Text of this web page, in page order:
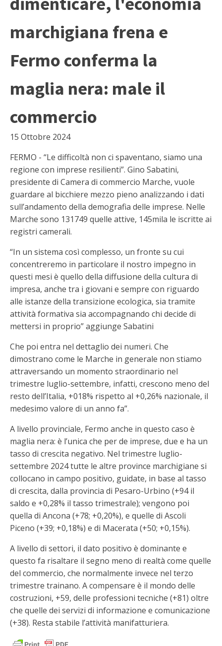
marchigiana frena e
Fermo conferma la
maglia nera: male il
commercio
15 Ottobre 2024
FERMO - “Le difficoltà non ci spaventano, siamo una
regione con imprese resilienti”. Gino Sabatini,
presidente di Camera di commercio Marche, vuole
guardare al bicchiere mezzo pieno analizzando i dati
sull’andamento della demografia delle imprese. Nelle
Marche sono 131749 quelle attive, 145mila le iscritte ai
registri camerali.
“In un sistema così complesso, un fronte su cui
concentreremo in particolare il nostro impegno in
questi mesi è quello della diffusione della cultura di
impresa, anche tra i giovani e sempre con riguardo
alle istanze della transizione ecologica, sia tramite
attività formativa sia accompagnando chi decide di
mettersi in proprio” aggiunge Sabatini
Che poi entra nel dettaglio dei numeri. Che
dimostrano come le Marche in generale non stiamo
attraversando un momento straordinario nel
trimestre luglio-settembre, infatti, crescono meno del
resto dell’Italia, +018% rispetto al +0,26% nazionale, il
medesimo valore di un anno fa”.
A livello provinciale, Fermo anche in questo caso è
maglia nera: è l’unica che per de imprese, due e ha un
tasso di crescita negativo. Nel trimestre luglio-
settembre 2024 tutte le altre province marchigiane si
collocano in campo positivo, guidate, in base al tasso
di crescita, dalla provincia di Pesaro-Urbino (+94 il
saldo e +0,28% il tasso trimestrale); vengono poi
quella di Ancona (+78; +0,20%), e quelle di Ascoli
Piceno (+39; +0,18%) e di Macerata (+50; +0,15%).
A livello di settori, il dato positivo è dominante e
questo fa risaltare il segno meno di realtà come quelle
del commercio, che normalmente invece nel terzo
trimestre trainano. A compensare è il mondo delle
costruzioni, +59, delle professioni tecniche (+81) oltre
che quelle dei servizi di informazione e comunicazione
(+38). Resta stabile l’attività manifatturiera.